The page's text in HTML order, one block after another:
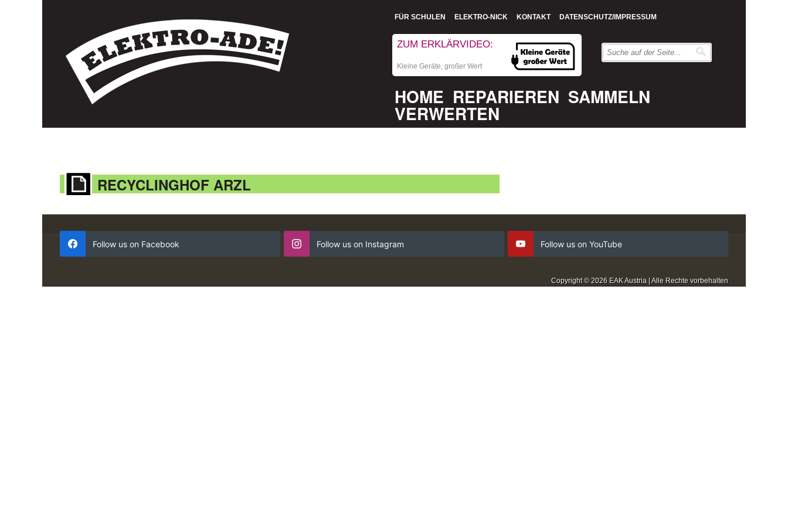
FÜR SCHULEN ELEKTRO-NICK KONTAKT DATENSCHUTZ/IMPRESSUM
ZUM ERKLÄRVIDEO:
Kleine Geräte, großer Wert
HOME REPARIEREN SAMMELN
VERWERTEN
RECYCLINGHOF ARZL
Follow us on Facebook Follow us on Instagram Follow us on YouTube
Copyright © 2026 EAK Austria | Alle Rechte vorbehalten